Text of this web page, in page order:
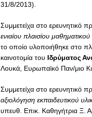
31/8/2013).
Συμμετείχα στο ερευνητικό
ενιαίου πλαισίου
το οποίο υλοποιήθηκε στο
καινοτομία του Ιδρύματος
Λουκά, Ευρωπαϊκό Παν/μιο
Συμμετείχα στο ερευνητικό
αξιολόγηση εκπαιδευτικού
υπευθ. Επικ. Καθηγήτρια Ξ.